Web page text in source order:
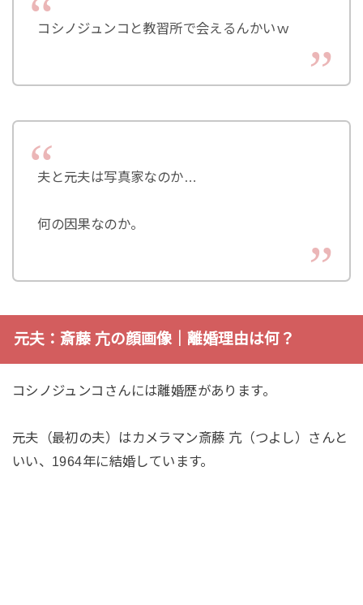
コシノジュンコと教習所で会えるんかいｗ
夫と元夫は写真家なのか…
何の因果なのか。
元夫：斎藤 亢の顔画像｜離婚理由は何？
コシノジュンコさんには離婚歴があります。
元夫（最初の夫）はカメラマン斎藤 亢（つよし）さんと
いい、1964年に結婚しています。